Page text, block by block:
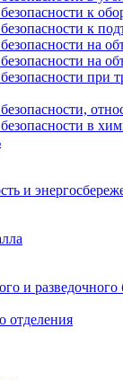
к
к
на
на
при
в
и
и
отделения